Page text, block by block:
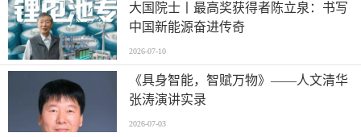
大国院士丨最高奖获得者陈立泉：书写
中国新能源奋进传奇
2026-07-10
《具身智能，智赋万物》——人文清华
张涛演讲实录
2026-07-03